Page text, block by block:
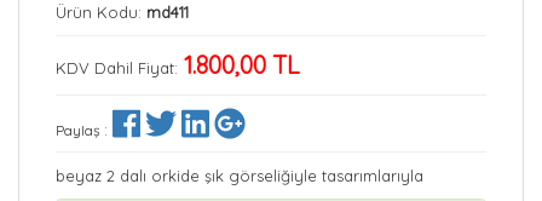
Ürün Kodu: md411
KDV Dahil Fiyat: 1.800,00 TL
Paylaş :
beyaz 2 dalı orkide şık görseliğiyle tasarımlarıyla